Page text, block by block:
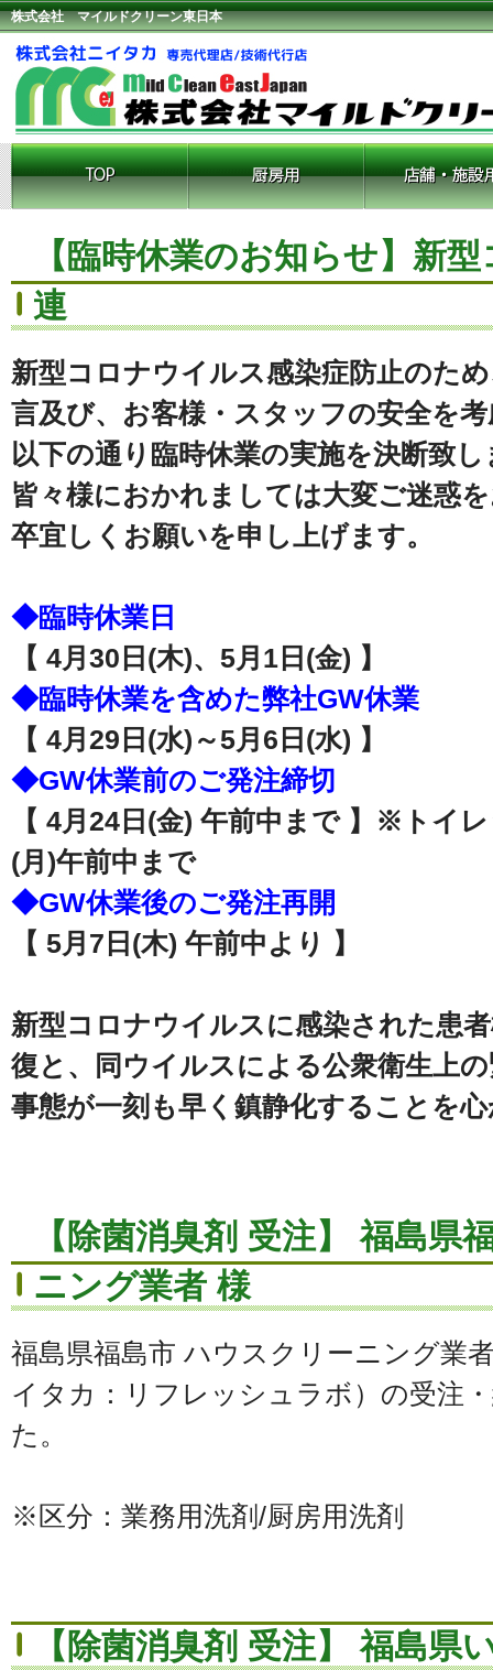
株式会社 マイルドクリーン東日本
【臨時休業のお知らせ】新
連
新型コロナウイルス感染症防止のた
言及び、お客様・スタッフの安全を
以下の通り臨時休業の実施を決断致
皆々様におかれましては大変ご迷惑
卒宜しくお願いを申し上げます。
◆臨時休業日
【 4月 30 日 (木)、 5月 1 日 (金) 】
◆臨時休業を含めた弊社GW休業
【 4月 29 日 (水) ～5月 6 日 (水) 】
◆GW休業前のご発注締切
【 4月 24 日 (金) 午前中まで】
※トイレ
(月)午前中まで
◆GW休業後のご発注再開
【 5月 7 日 (木) 午前中より 】
新型コロナウイルスに感染された患
復と、同ウイルスによる公衆衛生上
事態が一刻も早く鎮静化することを
【除菌消臭剤 受注】 福島県
ニング業者 様
福島県福島市 ハウスクリーニング業
イタカ：リフレッシュラボ）の受注
た。
※区分：業務用洗剤/厨房用洗剤
【除菌消臭剤 受注】 福島県